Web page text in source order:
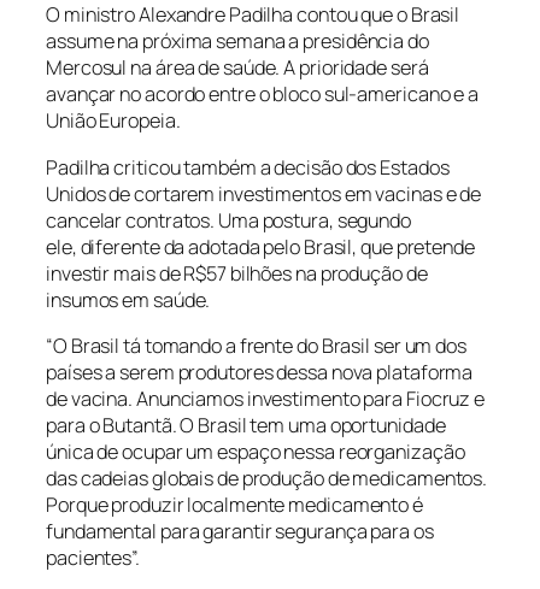
O ministro Alexandre Padilha contou que o Brasil
assume na próxima semana a presidência do
Mercosul na área de saúde. A prioridade será
avançar no acordo entre o bloco sul-americano e a
União Europeia.
Padilha criticou também a decisão dos Estados
Unidos de cortarem investimentos em vacinas e de
cancelar contratos. Uma postura, segundo
ele, diferente da adotada pelo Brasil, que pretende
investir mais de R$57 bilhões na produção de
insumos em saúde.
“O Brasil tá tomando a frente do Brasil ser um dos
países a serem produtores dessa nova plataforma
de vacina. Anunciamos investimento para Fiocruz e
para o Butantã. O Brasil tem uma oportunidade
única de ocupar um espaço nessa reorganização
das cadeias globais de produção de medicamentos.
Porque produzir localmente medicamento é
fundamental para garantir segurança para os
pacientes”.